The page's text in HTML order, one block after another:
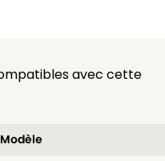
avec cette
Modèle